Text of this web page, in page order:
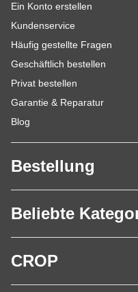
Ein Konto erstellen
Kundenservice
Häufig gestellte Fragen
Geschäftlich bestellen
Privat bestellen
Garantie & Reparatur
Blog
Bestellung
Beliebte
CROP